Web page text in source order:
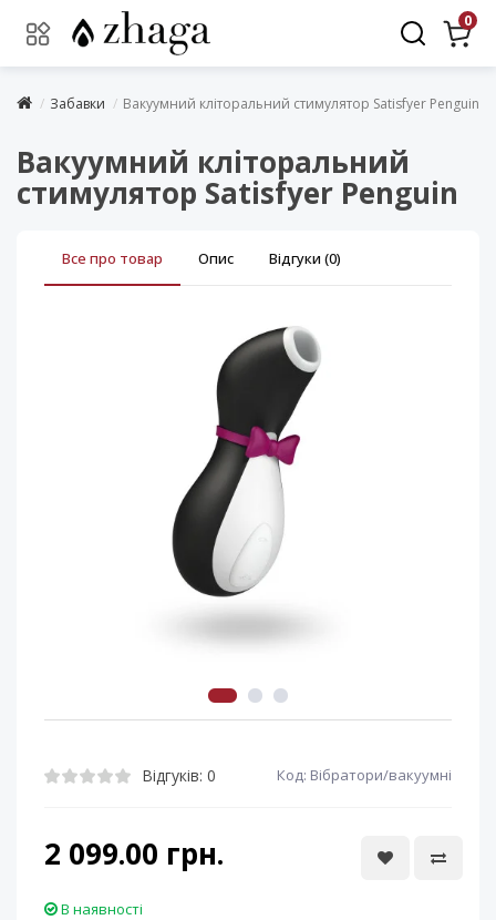
0
Забавки Вакуумний кліторальний стимулятор Satisfyer Penguin
Вакуумний кліторальний
стимулятор Satisfyer Penguin
Все про товар Опис Відгуки (0)
Відгуків: 0 Код: Вібратори/вакуумні
2 099.00 грн.
В наявності